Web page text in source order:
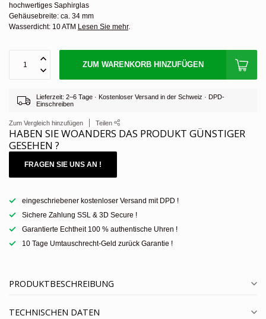
hochwertiges Saphirglas
Gehäusebreite: ca. 34 mm
Wasserdicht: 10 ATM Lesen Sie mehr.
ZUM WARENKORB HINZUFÜGEN
Lieferzeit: 2–6 Tage · Kostenloser Versand in der Schweiz · DPD-
Einschreiben
Zum Vergleich hinzufügen Teilen
HABEN SIE WOANDERS DAS PRODUKT GÜNSTIGER
GESEHEN ?
FRAGEN SIE UNS AN !
eingeschriebener kostenloser Versand mit DPD !
Sichere Zahlung SSL & 3D Secure !
Garantierte Echtheit 100 % authentische Uhren !
10 Tage Umtauschrecht-Geld zurück Garantie !
PRODUKTBESCHREIBUNG
TECHNISCHEN DATEN